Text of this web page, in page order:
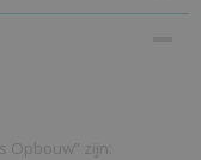
Opbouw” zijn: